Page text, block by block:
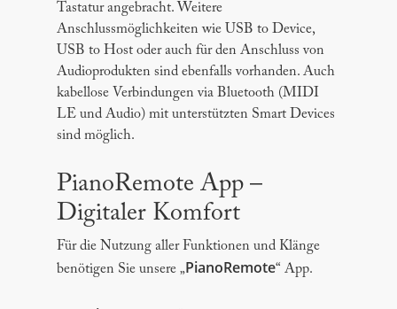
Tastatur angebracht. Weitere
Anschlussmöglichkeiten wie USB to Device,
USB to Host oder auch für den Anschluss von
Audioprodukten sind ebenfalls vorhanden. Auch
kabellose Verbindungen via Bluetooth (MIDI
LE und Audio) mit unterstützten Smart Devices
sind möglich.
PianoRemote App –
Digitaler Komfort
Für die Nutzung aller Funktionen und Klänge
benötigen Sie unsere „PianoRemote“ App.